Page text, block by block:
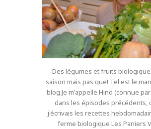
Des légumes et fruits
saison mais pas que! Tel est le
blog.Je m'appelle Hind (connue
dans les épisodes précédents,
j'écrivais les recettes
ferme biologique Les Paniers